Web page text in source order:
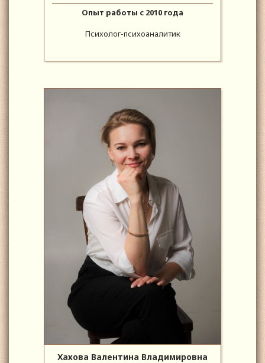
Опыт работы с 2010 года
Психолог-психоаналитик
Хахова Валентина Владимировна